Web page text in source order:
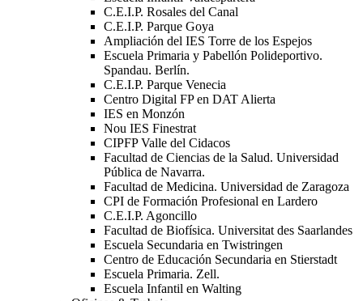
C.E.I.P. Rosales del Canal
C.E.I.P. Parque Goya
Ampliación del IES Torre de los Espejos
Escuela Primaria y Pabellón Polideportivo.
Spandau. Berlín.
C.E.I.P. Parque Venecia
Centro Digital FP en DAT Alierta
IES en Monzón
Nou IES Finestrat
CIPFP Valle del Cidacos
Facultad de Ciencias de la Salud. Universidad
Pública de Navarra.
Facultad de Medicina. Universidad de Zaragoza
CPI de Formación Profesional en Lardero
C.E.I.P. Agoncillo
Facultad de Biofísica. Universitat des Saarlandes
Escuela Secundaria en Twistringen
Centro de Educación Secundaria en Stierstadt
Escuela Primaria. Zell.
Escuela Infantil en Walting